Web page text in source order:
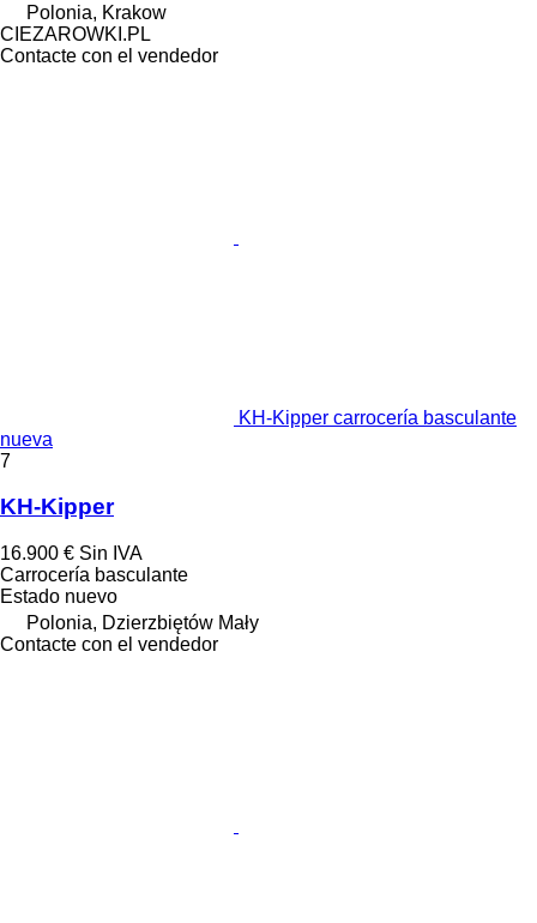
Polonia, Krakow
CIEZAROWKI.PL
Contacte con el vendedor
KH-Kipper carrocería basculante
nueva
7
KH-Kipper
16.900 € Sin IVA
Carrocería basculante
Estado nuevo
Polonia, Dzierzbiętów Mały
Contacte con el vendedor